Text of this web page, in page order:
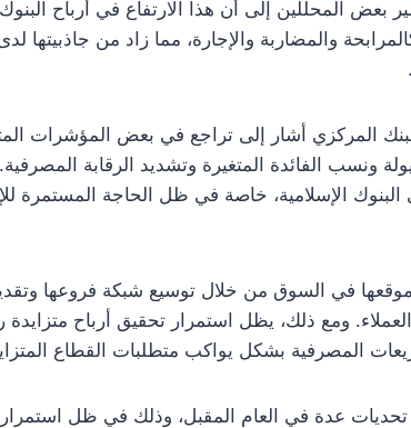
بعض المحللين إلى أن هذا الارتفاع في أرباح
والمضاربة والإجارة، مما زاد من جاذبيتها
المركزي أشار إلى تراجع في بعض المؤشرات
ونسب الفائدة المتغيرة وتشديد الرقابة
الإسلامية، خاصة في ظل الحاجة المستمرة
في السوق من خلال توسيع شبكة فروعها
ومع ذلك، يظل استمرار تحقيق أرباح متزايدة
المصرفية بشكل يواكب متطلبات القطاع
عدة في العام المقبل، وذلك في ظل استمرار